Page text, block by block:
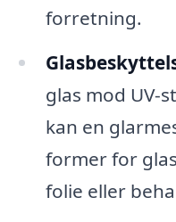
forretning.
glas mod UV-
kan en
former for
folie eller